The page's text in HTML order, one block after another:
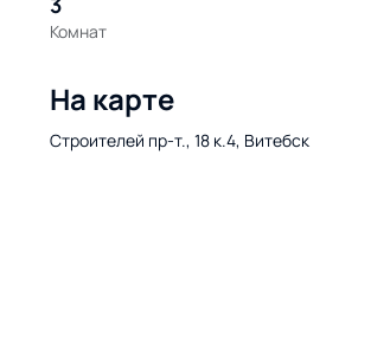
Комнат
На карте
Строителей пр-т., 18 к.4, Витебск